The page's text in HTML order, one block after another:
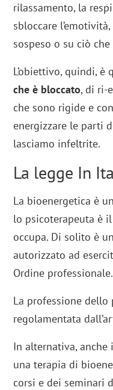
rilassamento, la
sbloccare
sospeso o su ciò
L’obiettivo, quindi, è
che è bloccato, di ri-
che sono rigide e
energizzare le parti
lasciamo infeltrite.
La legge In
La bioenergetica è
lo psicoterapeuta è
occupa. Di solito è
autorizzato ad
Ordine professionale.
La professione
regolamentata
In alternativa,
una terapia di
corsi e dei seminari